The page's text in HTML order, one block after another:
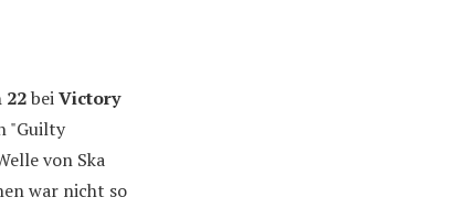
22beiVictory
"Guilty
von Ska
war nicht so